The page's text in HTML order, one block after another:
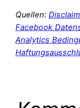
Quellen:
Facebook
Analytics